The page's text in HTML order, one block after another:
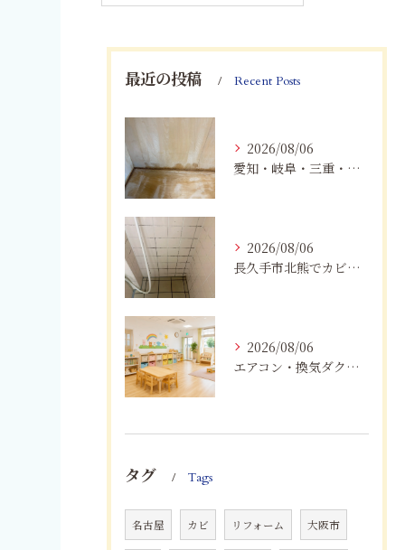
最近の投稿 Recent Posts
2026/08/06
愛知・岐阜・三重・静岡の公営住宅で発生するカビ対策｜原因・健康被害・効果的な予防方法を徹底解説
2026/08/06
長久手市北熊でカビに悩む方へ｜健康被害を防ぐための対策とは
2026/08/06
エアコン・換気ダクトのカビ臭を根本改善する方法
タグ Tags
名古屋 カビ リフォーム 大阪市